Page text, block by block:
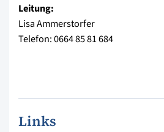
Leitung:
Lisa Ammerstorfer
Telefon: 0664 85 81 684
Links